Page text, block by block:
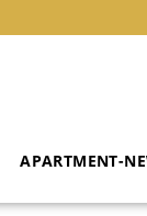
APARTMENT-